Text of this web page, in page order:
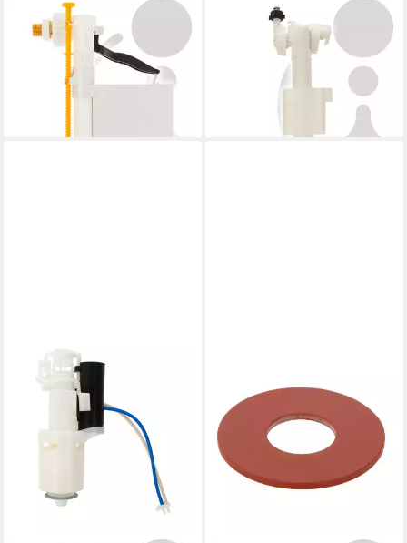
VALSIR
Spülkasten Füllventil
Schwimmerventil 3/8 Zoll AP-
Spülkästen VS0800218
lieferbar - in 4-5 Werktagen bei dir
Spülkasten Füllventil
Schwimmerventil COMPACT
UP TROPEA3 VS0866693